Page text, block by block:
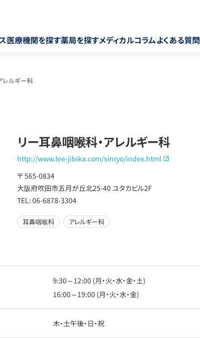
医療機関を探す薬局を探すメディカルコラムよくある質問
レルギー科
リー耳鼻咽喉科・アレルギー科
http://www.lee-jibika.com/sinryo/index.html
〒 565-0834
大阪府吹田市五月が丘北25-40 ユタカビル2F
TEL: 06-6878-3304
耳鼻咽喉科 アレルギー科
9:30～12:00 (月・火・水・金・土)
16:00～19:00 (月・火・水・金)
木・土午後・日・祝